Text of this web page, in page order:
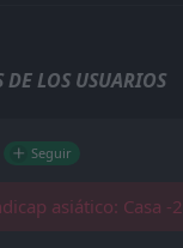
LOS USUARIOS
Seguir
asiático: Casa -2